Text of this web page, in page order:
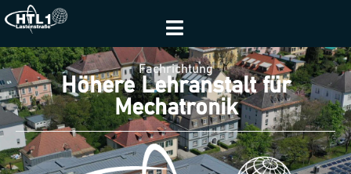
Fachrichtung
Höhere Lehranstalt für
Mechatronik